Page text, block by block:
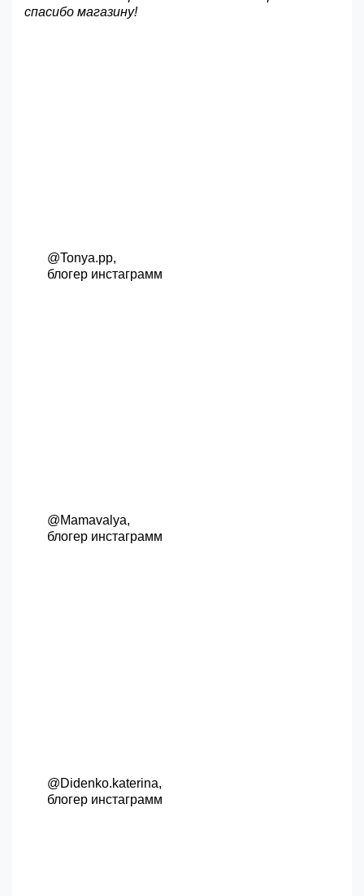
спасибо магазину!
@Tonya.pp,
блогер инстаграмм
@Mamavalya,
блогер инстаграмм
@Didenko.katerina,
блогер инстаграмм